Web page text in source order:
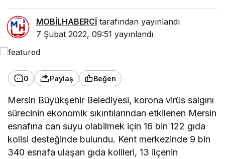
MOBİLHABERCİ tarafından yayınlandı
7 Şubat 2022, 09:51 yayınlandı
0 Paylaş Beğen
Mersin Büyükşehir Belediyesi, korona virüs salgını
sürecinin ekonomik sıkıntılarından etkilenen Mersin
esnafına can suyu olabilmek için 16 bin 122 gıda
kolisi desteğinde bulundu. Kent merkezinde 9 bin
340 esnafa ulaşan gıda kolileri, 13 ilçenin